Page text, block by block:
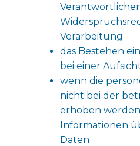
Verarbeitung
das Bestehen
bei einer
wenn die
nicht bei der
erhoben
Informationen
Daten